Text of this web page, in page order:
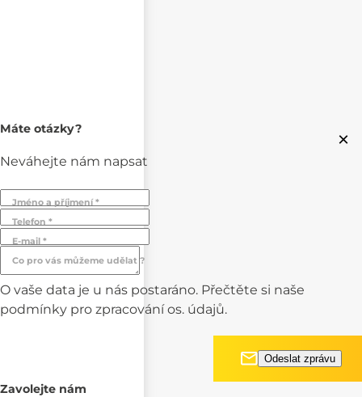
×
Máte otázky?
Neváhejte nám napsat
Jméno a příjmení *
Telefon *
E-mail *
Co pro vás můžeme udělat ?
O vaše data je u nás postaráno. Přečtěte si naše
podmínky pro zpracování os. údajů.
Zavolejte nám